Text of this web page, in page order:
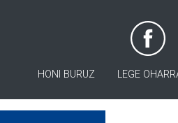
HONI BURUZ LEGE